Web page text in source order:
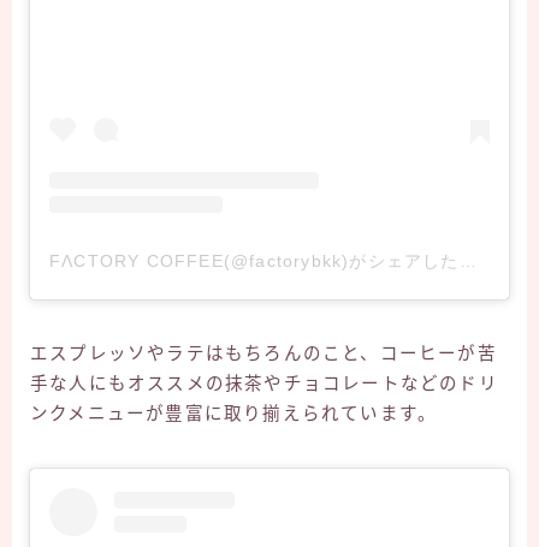
エスプレッソやラテはもちろんのこと、コーヒーが苦
手な人にもオススメの抹茶やチョコレートなどのドリ
ンクメニューが豊富に取り揃えられています。